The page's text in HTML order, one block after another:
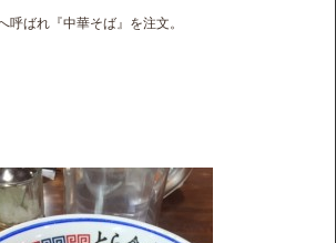
呼ばれ『中華そば』を注文。